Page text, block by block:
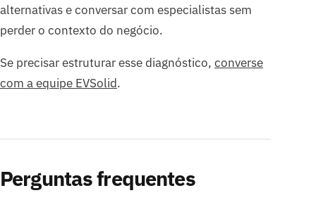
alternativas e conversar com especialistas sem
perder o contexto do negócio.
Se precisar estruturar esse diagnóstico, converse
com a equipe EVSolid.
Perguntas frequentes